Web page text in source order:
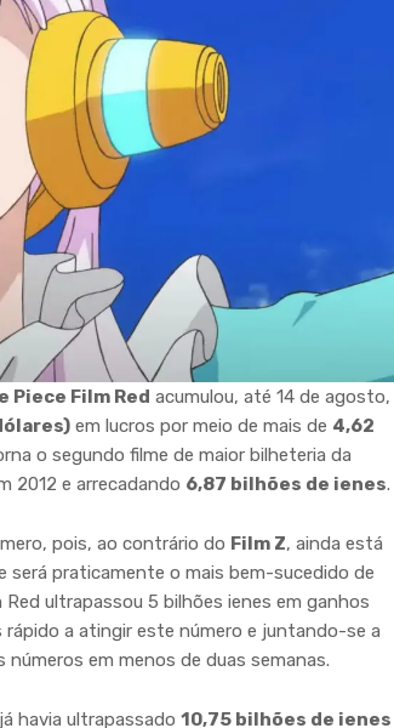
Piece Film Red acumulou, até 14 de agosto,
em lucros por meio de mais de 4,62
o segundo filme de maior bilheteria da
2012 e arrecadando 6,87 bilhões de ienes.
pois, ao contrário do Film Z, ainda está
será praticamente o mais bem-sucedido de
Red ultrapassou 5 bilhões ienes em ganhos
a atingir este número e juntando-se a
em menos de duas semanas.
já havia ultrapassado 10,75 bilhões de ienes